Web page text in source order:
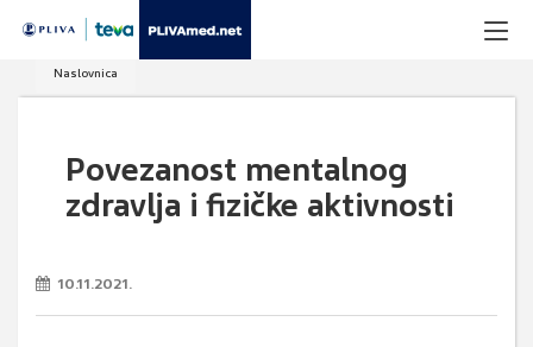
Naslovnica
Povezanost mentalnog
zdravlja i fizičke aktivnosti
10.11.2021.